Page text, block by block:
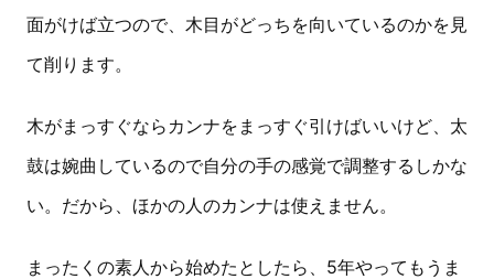
面がけば立つので、木目がどっちを向いているのかを見
て削ります。
木がまっすぐならカンナをまっすぐ引けばいいけど、太
鼓は婉曲しているので自分の手の感覚で調整するしかな
い。だから、ほかの人のカンナは使えません。
まったくの素人から始めたとしたら、5年やってもうま